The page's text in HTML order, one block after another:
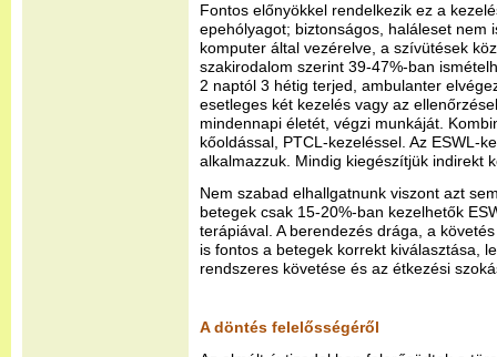
Fontos előnyökkel rendelkezik ez a
epehólyagot; biztonságos, haláleset nem
komputer által vezérelve, a szívütések
szakirodalom szerint 39-47%-ban
2 naptól 3 hétig terjed, ambulanter
esetleges két kezelés vagy az
mindennapi életét, végzi munkáját.
kőoldással, PTCL-kezeléssel. Az ESWL-
alkalmazzuk. Mindig kiegészítjük indirekt
Nem szabad elhallgatnunk viszont azt
betegek csak 15-20%-ban kezelhetők
terápiával. A berendezés drága, a
is fontos a betegek korrekt kiválasztása,
rendszeres követése és az étkezési
A döntés felelősségéről